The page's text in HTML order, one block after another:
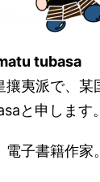
tubasa
攘夷派で、某
と申します。
子書籍作家。